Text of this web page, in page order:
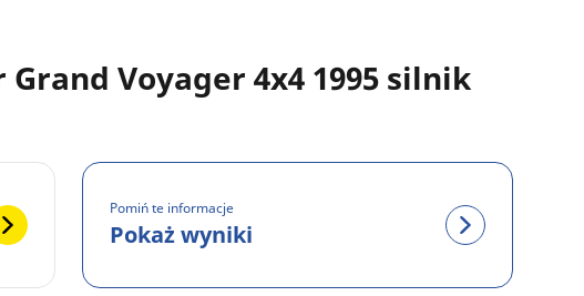
Voyager 4x4 1995 silnik
Pomiń te informacje
Pokaż wyniki